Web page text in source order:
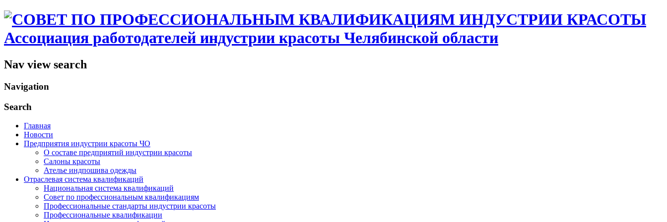
Ассоциация работодателей индустрии красоты Челябинской области
Nav view search
Navigation
Search
Главная
Новости
Предприятия индустрии красоты ЧО
О составе предприятий индустрии красоты
Салоны красоты
Ателье индпошива одежды
Отраслевая система квалификаций
Национальная система квалификаций
Совет по профессиональным квалификациям
Профессиональные стандарты индустрии красоты
Профессиональные квалификации